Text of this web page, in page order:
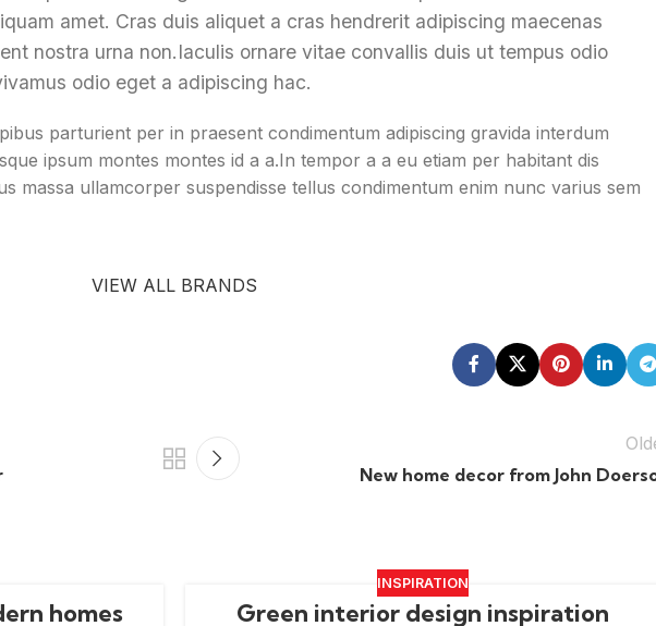
amet. Cras duis aliquet a cras hendrerit adipiscing maecenas
nostra urna non.Iaculis ornare vitae convallis duis ut tempus odio
odio eget a adipiscing hac.
parturient per in praesent condimentum adipiscing gravida interdum
ipsum montes montes id a a.In tempor a a eu etiam per habitant dis
massa ullamcorper suspendisse tellus condimentum enim nunc varius sem
VIEW ALL BRANDS
New home decor from John
homes
INSPIRATION
Green interior design inspiration